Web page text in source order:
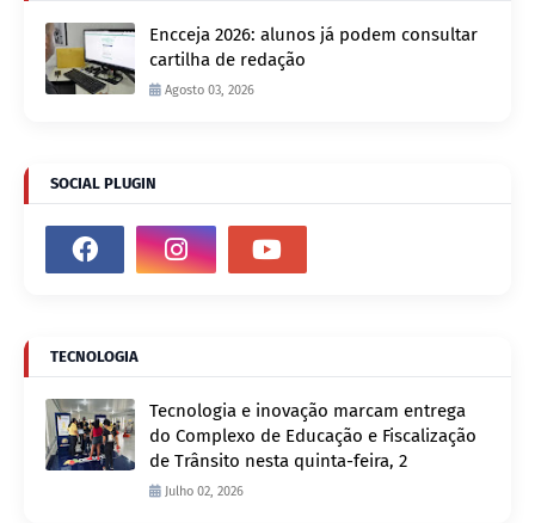
Encceja 2026: alunos já podem consultar
cartilha de redação
Agosto 03, 2026
SOCIAL PLUGIN
TECNOLOGIA
Tecnologia e inovação marcam entrega
do Complexo de Educação e Fiscalização
de Trânsito nesta quinta-feira, 2
Julho 02, 2026